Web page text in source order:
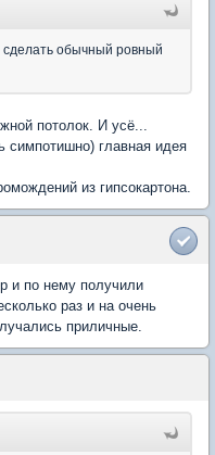
сделать обычный ровный
потолок. И усё...
главная идея
из гипсокартона.
и по нему получили
раз и на очень
приличные.